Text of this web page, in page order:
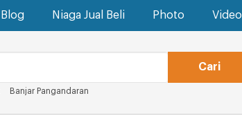
Blog Niaga Jual Beli Photo Video
Banjar Pangandaran